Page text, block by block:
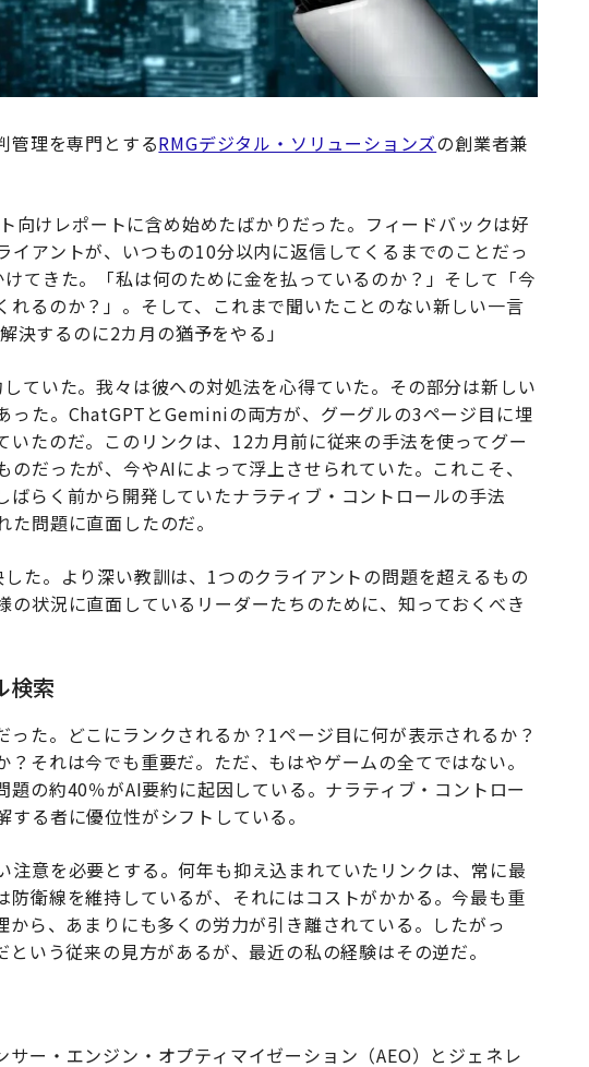
管理を専門とするRMGデジタル・ソリューションズの創業者兼
向けレポートに含め始めたばかりだった。フィードバックは好
イアントが、いつもの10分以内に返信してくるまでのことだっ
てきた。「私は何のために金を払っているのか？」そして「今
れるのか？」。そして、これまで聞いたことのない新しい一言
決するのに2カ月の猶予をやる」
ていた。我々は彼への対処法を心得ていた。その部分は新しい
った。ChatGPTとGeminiの両方が、グーグルの3ページ目に埋
たのだ。このリンクは、12カ月前に従来の手法を使ってグー
だったが、今やAIによって浮上させられていた。これこそ、
らく前から開発していたナラティブ・コントロールの手法
問題に直面したのだ。
た。より深い教訓は、1つのクライアントの問題を超えるもの
状況に直面しているリーダーたちのために、知っておくべき
検索
た。どこにランクされるか？1ページ目に何が表示されるか？
それは今でも重要だ。ただ、もはやゲームの全てではない。
の約40％がAI要約に起因している。ナラティブ・コントロー
る者に優位性がシフトしている。
注意を必要とする。何年も抑え込まれていたリンクは、常に最
衛線を維持しているが、それにはコストがかかる。今最も重
ら、あまりにも多くの労力が引き離されている。したがっ
いう従来の見方があるが、最近の私の経験はその逆だ。
ー・エンジン・オプティマイゼーション（AEO）とジェネレ